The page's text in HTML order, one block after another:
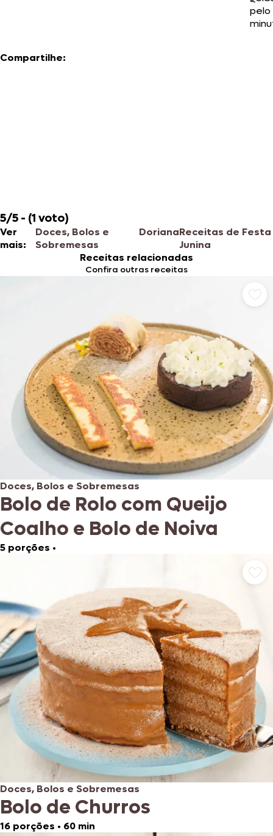
pelo
Compartilhe:
5/5 - (1 voto)
Ver
mais:
Doces, Bolos e
Sobremesas
DorianaReceitas de Festa
Junina
Receitas relacionadas
Confira outras receitas
Doces, Bolos e Sobremesas
Bolo de Rolo com Queijo
Coalho e Bolo de Noiva
5 porções •
Doces, Bolos e Sobremesas
Bolo de Churros
16 porções • 60 min